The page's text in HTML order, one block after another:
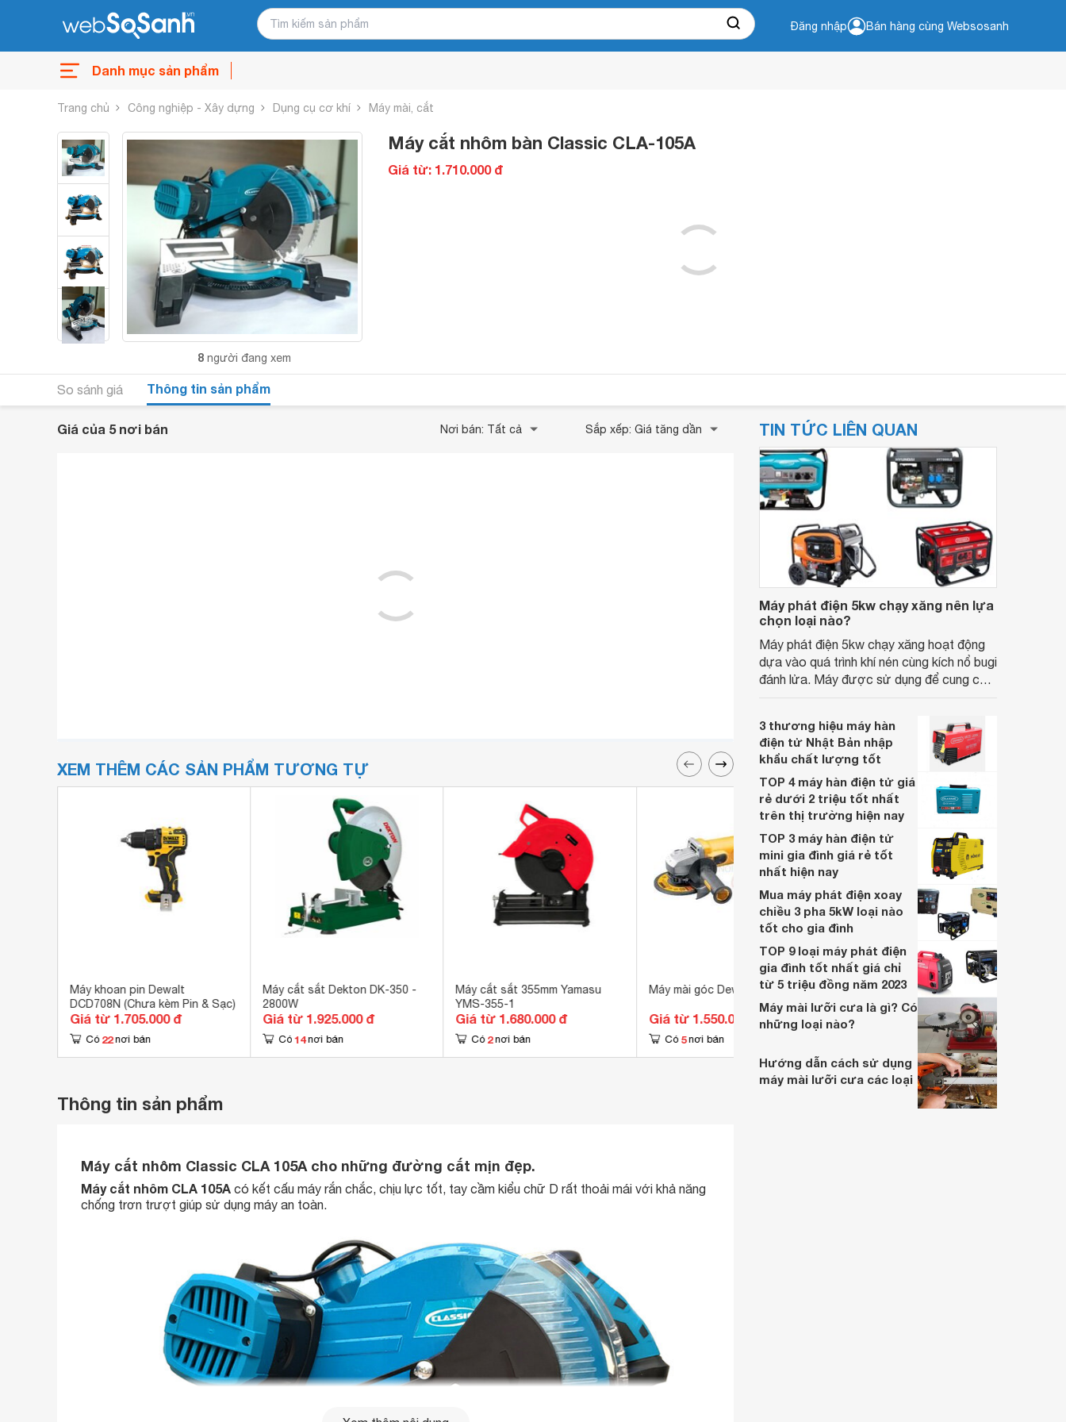
Đăng nhập Bán hàng cùng Websosanh
Danh mục sản phẩm
Trang chủ Công nghiệp - Xây dựng Dụng cụ cơ khí Máy mài, cắt
8 người đang xem
Máy cắt nhôm bàn Classic CLA-105A
Giá từ: 1.710.000 đ
So sánh giá Thông tin sản phẩm
Giá của 5 nơi bán Nơi bán: Tất cả Sắp xếp: Giá tăng dần
XEM THÊM CÁC SẢN PHẨM TƯƠNG TỰ
Máy khoan pin Dewalt
DCD708N (Chưa kèm Pin & Sạc)
Giá từ 1.705.000 đ
Có 22 nơi bán
Máy cắt sắt Dekton DK-350 -
2800W
Giá từ 1.925.000 đ
Có 14 nơi bán
Máy cắt sắt 355mm Yamasu
YMS-355-1
Giá từ 1.680.000 đ
Có 2 nơi bán
Máy mài góc Dewalt DW824
Giá từ 1.550.000 đ
Có 5 nơi bán
Máy cưa xích TPC 5016 2050W
Giá từ 1.650.000 đ
Thông tin sản phẩm
Máy cắt nhôm Classic CLA 105A cho những đường cắt mịn đẹp.
Máy cắt nhôm CLA 105A có kết cấu máy rắn chắc, chịu lực tốt, tay cầm kiểu chữ D rất thoải mái với khả năng
chống trơn trượt giúp sử dụng máy an toàn.
TIN TỨC LIÊN QUAN
Máy phát điện 5kw chạy xăng nên lựa
chọn loại nào?
Máy phát điện 5kw chạy xăng hoạt động
dựa vào quá trình khí nén cùng kích nổ bugi
đánh lửa. Máy được sử dụng để cung cấp
3 thương hiệu máy hàn
điện tử Nhật Bản nhập
khẩu chất lượng tốt
TOP 4 máy hàn điện tử giá
rẻ dưới 2 triệu tốt nhất
trên thị trường hiện nay
TOP 3 máy hàn điện tử
mini gia đình giá rẻ tốt
nhất hiện nay
Mua máy phát điện xoay
chiều 3 pha 5kW loại nào
tốt cho gia đình
TOP 9 loại máy phát điện
gia đình tốt nhất giá chỉ
từ 5 triệu đồng năm 2023
Máy mài lưỡi cưa là gì? Có
những loại nào?
Hướng dẫn cách sử dụng
máy mài lưỡi cưa các loại